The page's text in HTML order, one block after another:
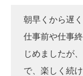
朝早くから遅
仕事前や仕事
じめましたが
で、楽しく続け